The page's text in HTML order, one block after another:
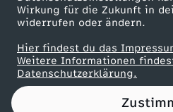
Wirkung für die Zukunft in
widerrufen oder ändern.
Hier findest du das
Weitere Informationen
Datenschutzerklärung.
i
s
t
Partner